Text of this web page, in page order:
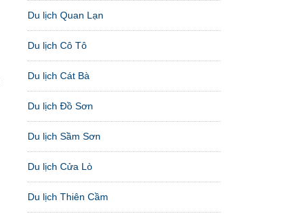
Du lịch Quan Lạn
Du lịch Cô Tô
Du lịch Cát Bà
Du lịch Đồ Sơn
Du lịch Sầm Sơn
Du lịch Cửa Lò
Du lịch Thiên Cầm